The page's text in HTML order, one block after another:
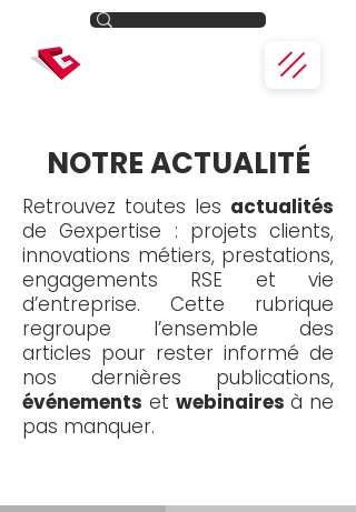
NOTRE ACTUALITÉ
Retrouvez toutes les actualités
de Gexpertise : projets clients,
innovations métiers, prestations,
engagements RSE et vie
d’entreprise. Cette rubrique
regroupe l’ensemble des
articles pour rester informé de
nos dernières publications,
événements et webinaires à ne
pas manquer.